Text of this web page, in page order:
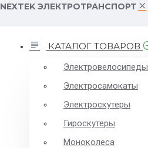
NEXTEK ЭЛЕКТРОТРАНСПОРТ
КАТАЛОГ ТОВАРОВ
Электровелосипеды
Электросамокаты
Электроскутеры
Гироскутеры
Моноколеса